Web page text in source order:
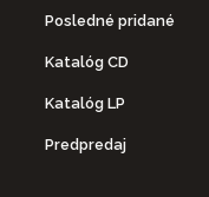
Posledné pridané
Katalóg CD
Katalóg LP
Predpredaj